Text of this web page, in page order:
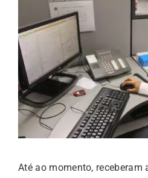
Até ao momento, receberam